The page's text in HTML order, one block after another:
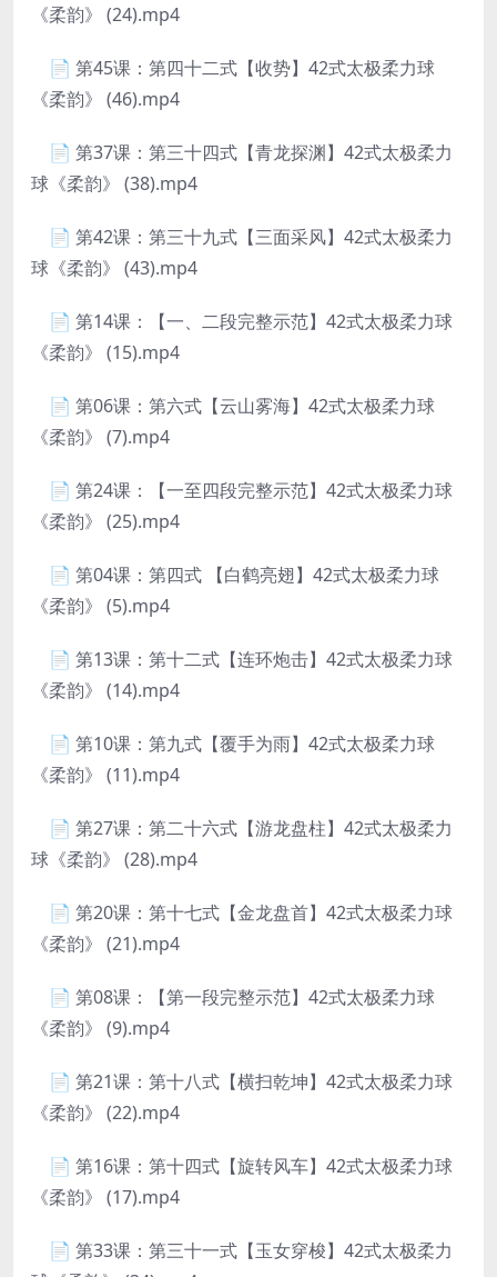
《柔韵》 (24).mp4
📄 第45课：第四十二式【收势】42式太极柔力球
《柔韵》 (46).mp4
📄 第37课：第三十四式【青龙探渊】42式太极柔力
球《柔韵》 (38).mp4
📄 第42课：第三十九式【三面采风】42式太极柔力
球《柔韵》 (43).mp4
📄 第14课：【一、二段完整示范】42式太极柔力球
《柔韵》 (15).mp4
📄 第06课：第六式【云山雾海】42式太极柔力球
《柔韵》 (7).mp4
📄 第24课：【一至四段完整示范】42式太极柔力球
《柔韵》 (25).mp4
📄 第04课：第四式 【白鹤亮翅】42式太极柔力球
《柔韵》 (5).mp4
📄 第13课：第十二式【连环炮击】42式太极柔力球
《柔韵》 (14).mp4
📄 第10课：第九式【覆手为雨】42式太极柔力球
《柔韵》 (11).mp4
📄 第27课：第二十六式【游龙盘柱】42式太极柔力
球《柔韵》 (28).mp4
📄 第20课：第十七式【金龙盘首】42式太极柔力球
《柔韵》 (21).mp4
📄 第08课：【第一段完整示范】42式太极柔力球
《柔韵》 (9).mp4
📄 第21课：第十八式【横扫乾坤】42式太极柔力球
《柔韵》 (22).mp4
📄 第16课：第十四式【旋转风车】42式太极柔力球
《柔韵》 (17).mp4
📄 第33课：第三十一式【玉女穿梭】42式太极柔力